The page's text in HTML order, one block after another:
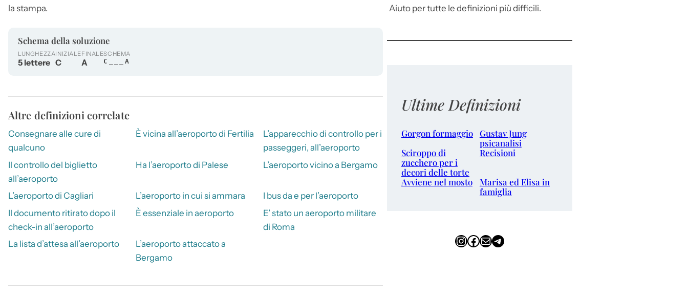
la stampa.
Schema della soluzione
LUNGHEZZA
5 lettere
INIZIALE
C
FINALE
A
SCHEMA
C___A
Altre definizioni correlate
Consegnare alle cure di
qualcuno
È vicina all’aeroporto di Fertilia
L’apparecchio di controllo per i
passeggeri, all’aeroporto
Il controllo del biglietto
all’aeroporto
Ha l’aeroporto di Palese L’aeroporto vicino a Bergamo
L’aeroporto di Cagliari L’aeroporto in cui si ammara
I bus da e per l’aeroporto
Il documento ritirato dopo il
check-in all’aeroporto
È essenziale in aeroporto
E’ stato un aeroporto militare
di Roma
La lista d’attesa all’aeroporto
L’aeroporto attaccato a
Bergamo
Aiuto per tutte le definizioni più difficili.
Ultime Definizioni
Gorgon formaggio Gustav Jung
psicanalisi
Sciroppo di
zucchero per i
decori delle torte
Recisioni
Avviene nel mosto
Marisa ed Elisa in
famiglia
InstagramFacebook Email Telegram